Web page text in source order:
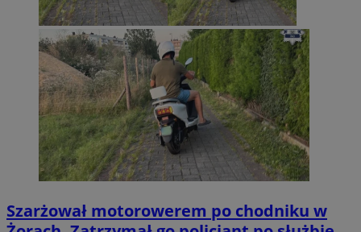
Szarżował motorowerem po chodniku w